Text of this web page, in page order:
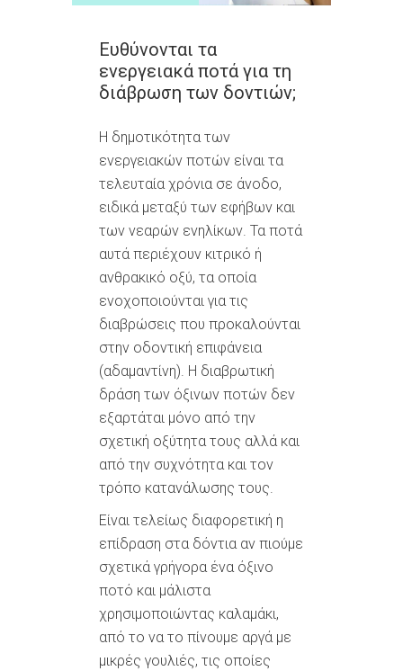
Ευθύνονται τα
ενεργειακά ποτά για τη
διάβρωση των δοντιών;
Η δημοτικότητα των
ενεργειακών ποτών είναι τα
τελευταία χρόνια σε άνοδο,
ειδικά μεταξύ των εφήβων και
των νεαρών ενηλίκων. Τα ποτά
αυτά περιέχουν κιτρικό ή
ανθρακικό οξύ, τα οποία
ενοχοποιούνται για τις
διαβρώσεις που προκαλούνται
στην οδοντική επιφάνεια
(αδαμαντίνη). Η διαβρωτική
δράση των όξινων ποτών δεν
εξαρτάται μόνο από την
σχετική οξύτητα τους αλλά και
από την συχνότητα και τον
τρόπο κατανάλωσης τους.
Είναι τελείως διαφορετική η
επίδραση στα δόντια αν πιούμε
σχετικά γρήγορα ένα όξινο
ποτό και μάλιστα
χρησιμοποιώντας καλαμάκι,
από το να το πίνουμε αργά με
μικρές γουλιές, τις οποίες